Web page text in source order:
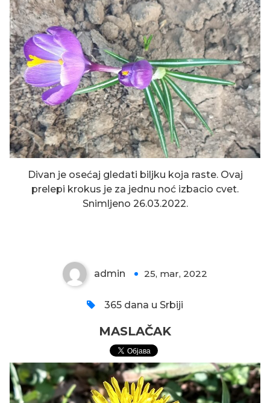
Divan je osećaj gledati biljku koja raste. Ovaj
prelepi krokus je za jednu noć izbacio cvet.
Snimljeno 26.03.2022.
admin 25, mar, 2022
365 dana u Srbiji
MASLAČAK